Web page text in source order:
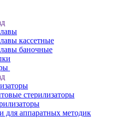
кассетные
баночные
стерилизаторы
для аппаратных методик